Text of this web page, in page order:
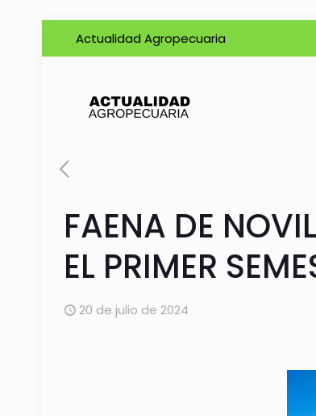
Actualidad Agropecuaria
FAENA DE
EL PRIMER
20 de julio de 2024